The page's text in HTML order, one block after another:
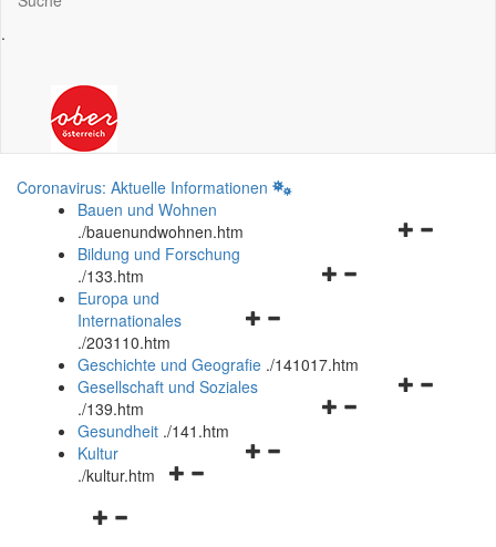
.
Coronavirus: Aktuelle Informationen
Bauen und Wohnen
./bauenundwohnen.htm
Navigationsmenü
Bildung und Forschung
./133.htm
Navigationsmenü
und
schließen
Europa und
Internationales
./203110.htm
Geschichte und Geografie ./141017.htm
Navigationsmenü
Gesellschaft und Soziales
./139.htm
Navigationsmenü
Gesundheit ./141.htm
Navigationsmenü
Kultur
./kultur.htm
Navigationsmenü